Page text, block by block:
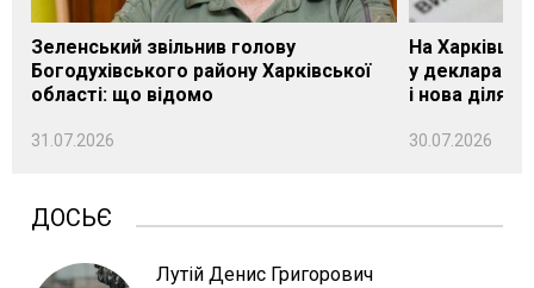
Зеленський звільнив голову
Богодухівського району Харківської
області: що відомо
31.07.2026
На
у декларації
і нова
30.07.2026
ДОСЬЄ
Лутій Денис Григорович